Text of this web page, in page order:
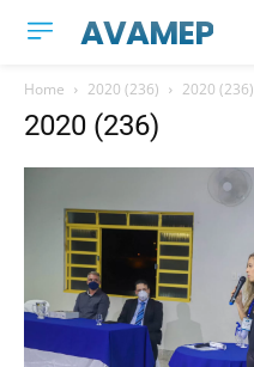
AVAMEP
Home 2020 (236) 2020 (236)
2020 (236)